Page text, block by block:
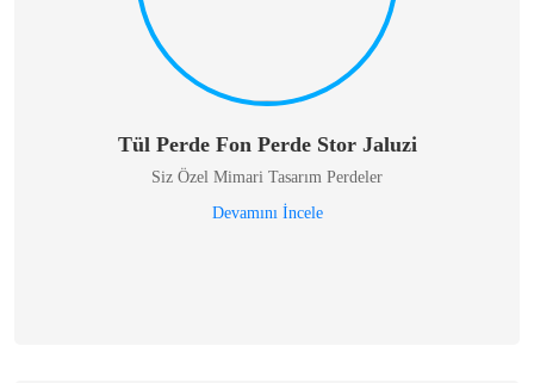
Tül Perde Fon Perde Stor Jaluzi
Siz Özel Mimari Tasarım Perdeler
Devamını İncele